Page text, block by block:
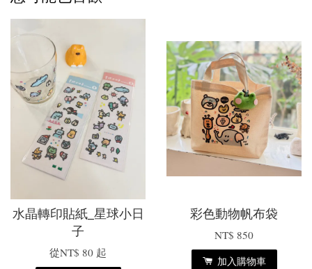
水晶轉印貼紙_星球小日
子
從NT$ 80 起
彩色動物帆布袋
NT$ 850
加入購物車